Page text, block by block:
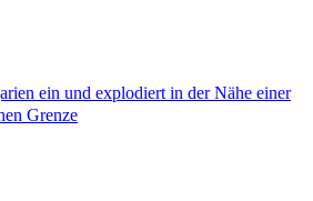
ein und explodiert in der Nähe einer
Grenze